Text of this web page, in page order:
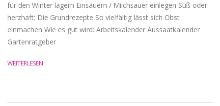
für den Winter lagern Einsäuern / Milchsauer einlegen Süß oder
herzhaft: Die Grundrezepte So vielfältig lässt sich Obst
einmachen Wie es gut wird: Arbeitskalender Aussaatkalender
Gartenratgeber
WEITERLESEN